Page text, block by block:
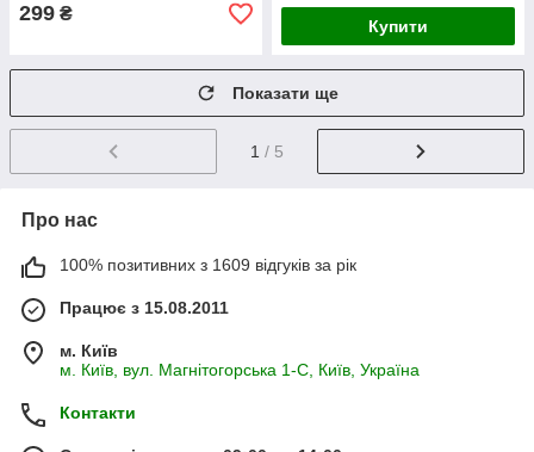
299 ₴
Купити
Показати ще
1 / 5
Про нас
100% позитивних з 1609 відгуків за рік
Працює з 15.08.2011
м. Київ
м. Київ, вул. Магнітогорська 1-С, Київ, Україна
Контакти